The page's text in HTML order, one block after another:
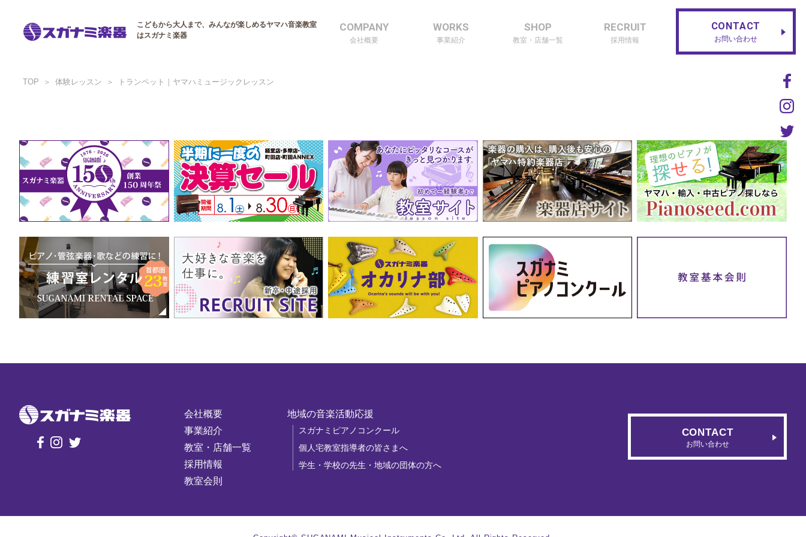
こどもから大人まで、みんなが楽しめるヤマハ音楽教室
はスガナミ楽器
COMPANY
会社概要
WORKS
事業紹介
SHOP
教室・店舗一覧
RECRUIT
採用情報
CONTACT
お問い合わせ
TOP 体験レッスン トランペット｜ヤマハミュージックレッスン
会社概要
事業紹介
教室・店舗一覧
採用情報
教室会則
地域の音楽活動応援
スガナミピアノコンクール
個人宅教室指導者の皆さまへ
学生・学校の先生・地域の団体の方へ
CONTACT
お問い合わせ